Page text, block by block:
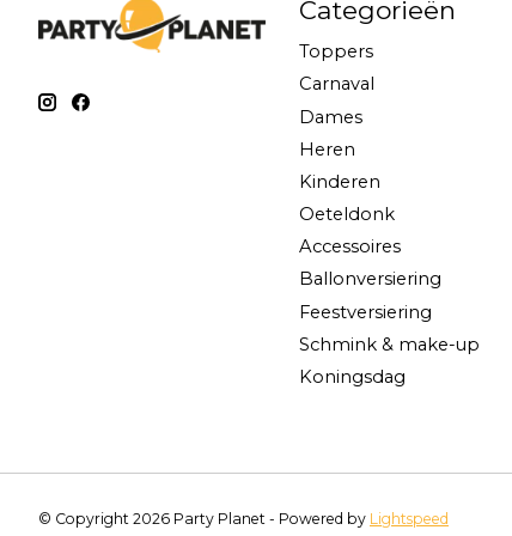
Categorieën
Toppers
Carnaval
Dames
Heren
Kinderen
Oeteldonk
Accessoires
Ballonversiering
Feestversiering
Schmink & make-up
Koningsdag
© Copyright 2026 Party Planet - Powered by Lightspeed